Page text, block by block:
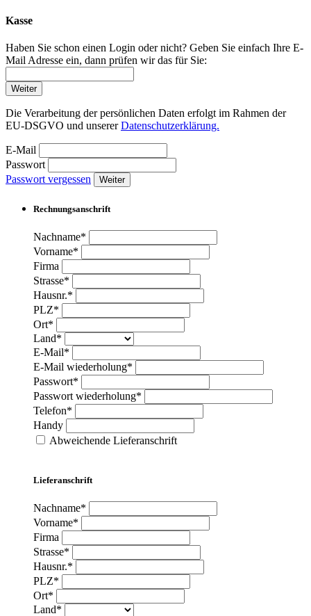
Kasse
Haben Sie schon einen Login oder nicht? Geben Sie einfach Ihre E-
Mail Adresse ein, dann prüfen wir das für Sie:
Weiter
Die Verarbeitung der persönlichen Daten erfolgt im Rahmen der
EU-DSGVO und unsererDatenschutzerklärung.
E-Mail
Passwort
Passwort vergessen
Weiter
Rechnungsanschrift
Nachname*
Vorname*
Firma
Strasse*
Hausnr.*
PLZ*
Ort*
Land*
E-Mail*
E-Mail wiederholung*
Passwort*
Passwort wiederholung*
Telefon*
Handy
Abweichende Lieferanschrift
Lieferanschrift
Nachname*
Vorname*
Firma
Strasse*
Hausnr.*
PLZ*
Ort*
Land*